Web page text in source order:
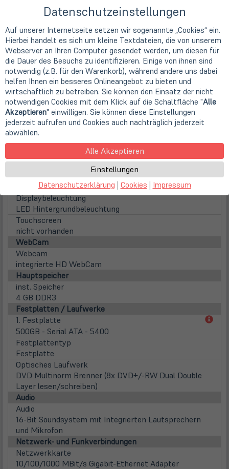
Kerne
2 Kerne (Dual-Core)
Taktfrequenz
1,9 GHz
Prozessorgrafik
Intel HD 4400
Display
Display
35,6cm14" TFT Display
Displayauflösung
1366 x 768 Pixel (WXGA)
16:9
Displayoberfläche
Glare (glänzend)
Displaybeleuchtung
LED Hintergrundbeleuchtung
Touchscreen
nicht vorhanden
WebCam
Webcam
integrierte HD WebCam
Hauptspeicher
inst. Speicher
4 GB DDR3
Festplatten / Laufwerke
1. Festplatte
500GB - Serial ATA - 5400
Festplattentyp
Festplatte
Optisches Laufwerk
DVD Multinorm Brenner (8x DVD+/-RW Dual Double
Layer lesen/schreiben)
Audio
Audio
16-Bit Soundsystem mit Integrierten Lautsprechern
und Mikrofon
Netzwerk- und Funkverbindungen
Netzwerkkarte
10/100/1000 MBit/s Gigabit-Ethernet Adapter
Datenschutzeinstellungen
Auf unserer Internetseite setzen wir sogenannte „Cookies“ ein.
Hierbei handelt es sich um kleine Textdateien, die von unserem
Webserver an Ihren Computer gesendet werden, um diesen für
die Dauer des Besuchs zu identifizieren. Einige von ihnen sind
notwendig (z.B. für den Warenkorb), während andere uns dabei
helfen Ihnen ein besseres Onlineangebot zu bieten und
wirtschaftlich zu betreiben. Sie können den Einsatz der nicht
notwendigen Cookies mit dem Klick auf die Schaltfläche "Alle
Akzeptieren" einwilligen. Sie können diese Einstellungen
jederzeit aufrufen und Cookies auch nachträglich jederzeit
abwählen.
Alle Akzeptieren
Einstellungen
Datenschutzerklärung | Cookies | Impressum